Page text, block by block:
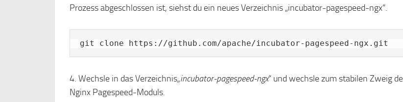
Prozess abgeschlossen ist, siehst du ein neues Verzeichnis „incubator-pagespeed-ngx“.
git clone https://github.com/apache/incubator-pagespeed-ngx.git
4. Wechsle in das Verzeichnis„incubator-pagespeed-ngx“ und wechsle zum stabilen Zweig
Nginx Pagespeed-Moduls.